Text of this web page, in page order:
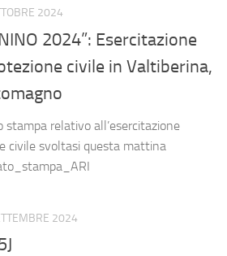
2024
2024”: Esercitazione
civile in Valtiberina,
stampa relativo all’esercitazione
civile svoltasi questa mattina
2024